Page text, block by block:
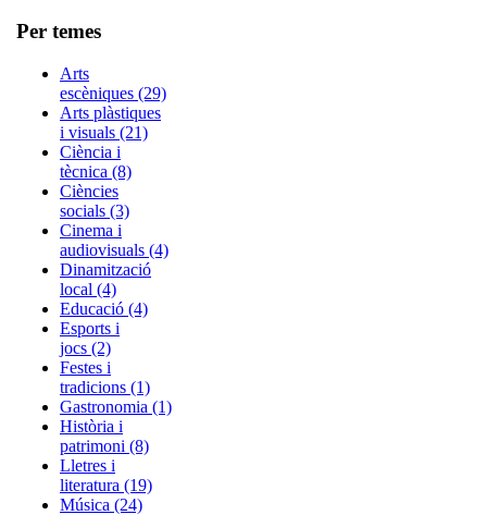
Per temes
Arts
escèniques (29)
Arts plàstiques
i visuals (21)
Ciència i
tècnica (8)
Ciències
socials (3)
Cinema i
audiovisuals (4)
Dinamització
local (4)
Educació (4)
Esports i
jocs (2)
Festes i
tradicions (1)
Gastronomia (1)
Història i
patrimoni (8)
Lletres i
literatura (19)
Música (24)